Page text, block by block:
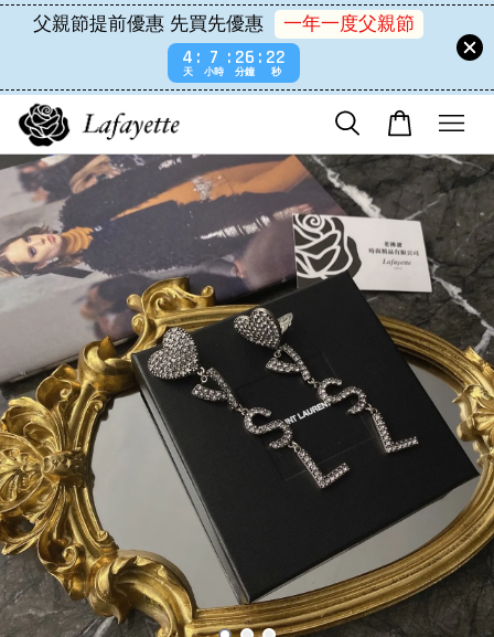
父親節提前優惠 先買先優惠
一年一度父親節
4
天
7
小時
26
分鐘
22
秒